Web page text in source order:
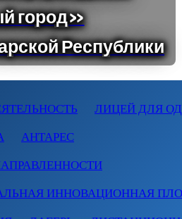
ЛИЦЕЙ ДЛЯ
АНТАРЕС
ИННОВАЦИОННАЯ